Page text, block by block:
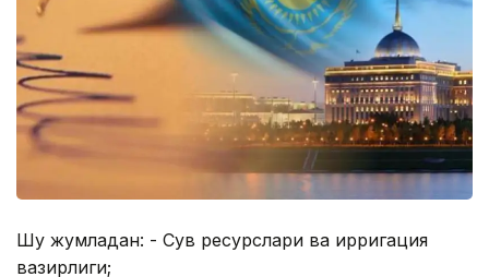
Шу жумладан: - Сув ресурслари ва ирригация
вазирлиги;